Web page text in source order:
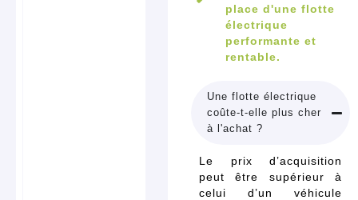
place d'une flotte
électrique
performante et
rentable.
Une flotte électrique
coûte-t-elle plus cher
à l'achat ?
Le prix d’acquisition
peut être supérieur à
celui d’un véhicule